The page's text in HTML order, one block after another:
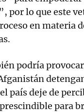
por lo que este
en materia
podría provocar
país deje de
para